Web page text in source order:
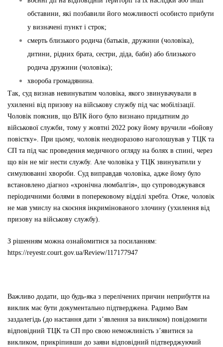
обставини, які позбавили його можливості особисто прибути
у визначені пункт і строк;
смерть близького родича (батьків, дружини (чоловіка),
дитини, рідних брата, сестри, діда, баби) або близького
родича дружини (чоловіка);
хвороба громадянина.
Так, суд визнав невинуватим чоловіка, якого звинувачували в
ухиленні від призову на військову службу під час мобілізації.
Чоловік пояснив, що ВЛК його було визнано придатним до
військової служби, тому у жовтні 2022 року йому вручили «бойову
повістку». При цьому, чоловік неодноразово наголошував у ТЦК та
СП та під час проведення медичного огляду на болях в спині, через
що він не міг нести службу. Але чоловіка у ТЦК звинуватили у
симулюванні хвороби. Суд виправдав чоловіка, адже йому було
встановлено діагноз «хронічна люмбалгія», що супроводжувався
періодичними болями в поперековому відділі хребта. Отже, чоловік
не мав умислу на скоєння інкримінованого злочину (ухилення від
призову на військову службу).
З рішенням можна ознайомитися за посиланням:
https://reyestr.court.gov.ua/Review/117177947
Важливо додати, що будь-яка з перелічених причин неприбуття на
виклик має бути документально підтверджена. Радимо Вам
заздалегідь (до настання дати з’явлення за викликом) повідомити
відповідний ТЦК та СП про свою неможливість з’явитися за
викликом, прикріпивши до заяви відповідний підтверджуючий